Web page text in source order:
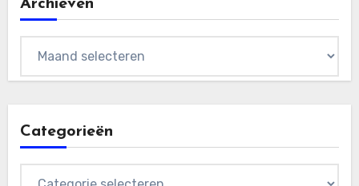
Archieven
Categorieën